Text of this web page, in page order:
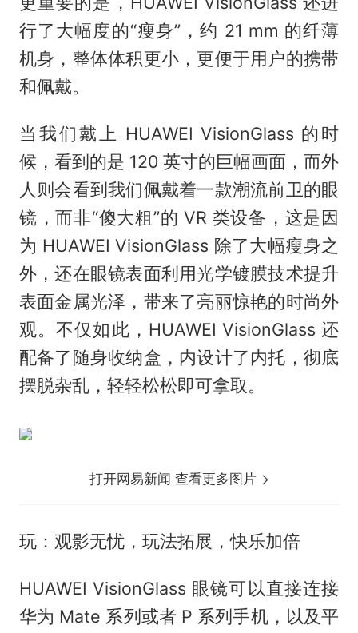
行了大幅度的“瘦身”，约 21 mm 的纤薄
机身，整体体积更小，更便于用户的携带
和佩戴。
当我们戴上 HUAWEI VisionGlass 的时
候，看到的是 120 英寸的巨幅画面，而外
人则会看到我们佩戴着一款潮流前卫的眼
镜，而非“傻大粗”的 VR 类设备，这是因
为 HUAWEI VisionGlass 除了大幅瘦身之
外，还在眼镜表面利用光学镀膜技术提升
表面金属光泽，带来了亮丽惊艳的时尚外
观。不仅如此，HUAWEI VisionGlass 还
配备了随身收纳盒，内设计了内托，彻底
摆脱杂乱，轻轻松松即可拿取。
打开网易新闻 查看更多图片
玩：观影无忧，玩法拓展，快乐加倍
HUAWEI VisionGlass 眼镜可以直接连接
华为 Mate 系列或者 P 系列手机，以及平